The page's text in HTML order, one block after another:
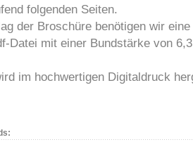
folgenden Seiten.
der Broschüre benötigen wir
Datei mit einer Bundstärke von
im hochwertigen Digitaldruck